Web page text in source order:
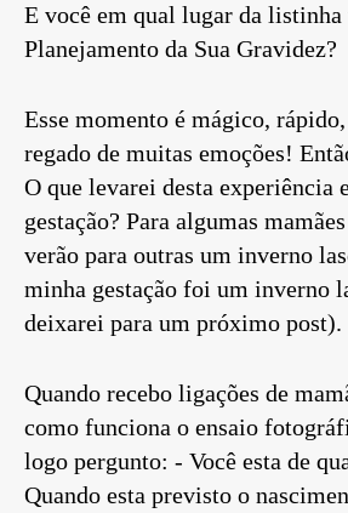
E você em qual lugar da listinha
Planejamento da Sua Gravidez?
Esse momento é mágico,
regado de muitas emoções!
O que levarei desta experiência
gestação? Para algumas
verão para outras um inverno
minha gestação foi um inverno
deixarei para um próximo post).
Quando recebo ligações de
como funciona o ensaio
logo pergunto: - Você esta de
Quando esta previsto o